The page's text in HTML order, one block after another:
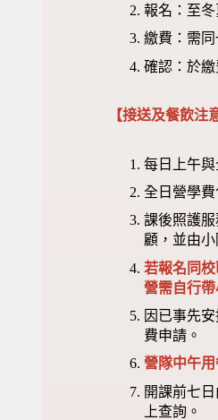
報名：至
繳費：需
確認：於
【接送及餐飲注
每日上午與
全日營學
課後照護
顧，並由
若報名同
營需自行
因已事先
費申請。
營隊中午
開課前七
上查詢。